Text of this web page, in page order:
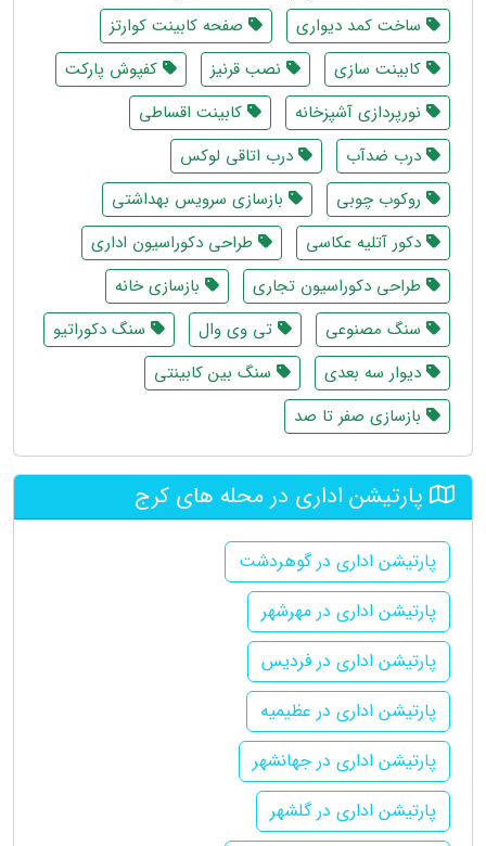
ساخت کمد دیواری
صفحه کابینت کوارتز
کابینت سازی
نصب قرنیز
کفپوش پارکت
نورپردازی آشپزخانه
کابینت اقساطی
درب ضدآب
درب اتاقی لوکس
روکوب چوبی
بازسازی سرویس بهداشتی
دکور آتلیه عکاسی
طراحی دکوراسیون اداری
طراحی دکوراسیون تجاری
بازسازی خانه
سنگ مصنوعی
تی وی وال
سنگ دکوراتیو
دیوار سه بعدی
سنگ بین کابینتی
بازسازی صفر تا صد
پارتیشن اداری در محله های کرج
پارتیشن اداری در گوهردشت
پارتیشن اداری در مهرشهر
پارتیشن اداری در فردیس
پارتیشن اداری در عظیمیه
پارتیشن اداری در جهانشهر
پارتیشن اداری در گلشهر